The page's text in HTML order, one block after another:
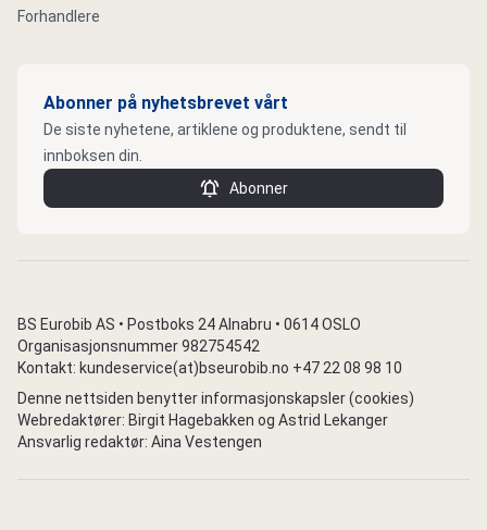
Forhandlere
Abonner på nyhetsbrevet vårt
De siste nyhetene, artiklene og produktene, sendt til
innboksen din.
Abonner
BS Eurobib AS • Postboks 24 Alnabru • 0614 OSLO
Organisasjonsnummer 982754542
Kontakt: kundeservice(at)bseurobib.no +47 22 08 98 10
Denne nettsiden benytter informasjonskapsler (cookies)
Webredaktører: Birgit Hagebakken og Astrid Lekanger
Ansvarlig redaktør: Aina Vestengen